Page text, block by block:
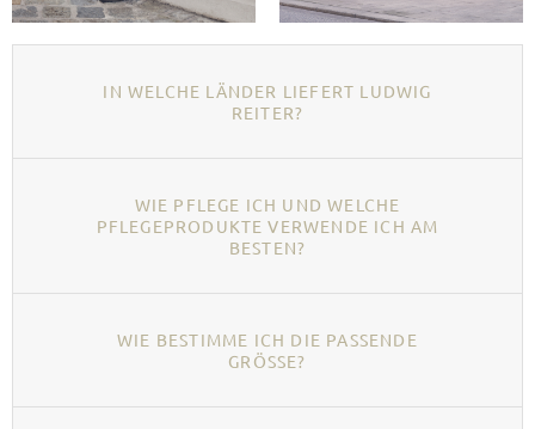
IN WELCHE LÄNDER LIEFERT LUDWIG
REITER?
WIE PFLEGE ICH UND WELCHE
PFLEGEPRODUKTE VERWENDE ICH AM
BESTEN?
WIE BESTIMME ICH DIE PASSENDE
GRÖSSE?